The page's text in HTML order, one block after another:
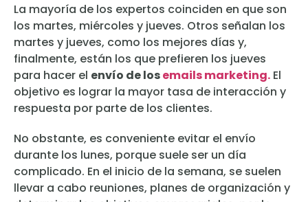
La mayoría de los expertos coinciden en que son
los martes, miércoles y jueves. Otros señalan los
martes y jueves, como los mejores días y,
finalmente, están los que prefieren los jueves
para hacer el envío de losemails marketing. El
objetivo es lograr la mayor tasa de interacción y
respuesta por parte de los clientes.
No obstante, es conveniente evitar el envío
durante los lunes, porque suele ser un día
complicado. En el inicio de la semana, se suelen
llevar a cabo reuniones, planes de organización y